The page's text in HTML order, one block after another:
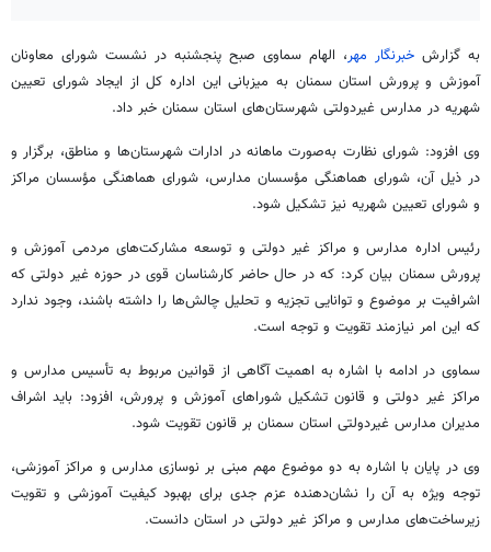
به گزارش خبرنگار مهر، الهام سماوی صبح پنجشنبه در نشست شورای معاونان
آموزش و پرورش استان سمنان به میزبانی این اداره کل از ایجاد شورای تعیین
شهریه در مدارس غیردولتی شهرستان‌های استان سمنان خبر داد.
وی افزود: شورای نظارت به‌صورت ماهانه در ادارات شهرستان‌ها و مناطق، برگزار و
در ذیل آن، شورای هماهنگی مؤسسان مدارس، شورای هماهنگی مؤسسان مراکز
و شورای تعیین شهریه نیز تشکیل شود.
رئیس اداره مدارس و مراکز غیر دولتی و توسعه مشارکت‌های مردمی آموزش و
پرورش سمنان بیان کرد: که در حال حاضر کارشناسان قوی در حوزه غیر دولتی که
اشرافیت بر موضوع و توانایی تجزیه و تحلیل چالش‌ها را داشته باشند، وجود ندارد
که این امر نیازمند تقویت و توجه است.
سماوی در ادامه با اشاره به اهمیت آگاهی از قوانین مربوط به تأسیس مدارس و
مراکز غیر دولتی و قانون تشکیل شوراهای آموزش و پرورش، افزود: باید اشراف
مدیران مدارس غیردولتی استان سمنان بر قانون تقویت شود.
وی در پایان با اشاره به دو موضوع مهم مبنی بر نوسازی مدارس و مراکز آموزشی،
توجه ویژه به آن را نشان‌دهنده عزم جدی برای بهبود کیفیت آموزشی و تقویت
زیرساخت‌های مدارس و مراکز غیر دولتی در استان دانست.